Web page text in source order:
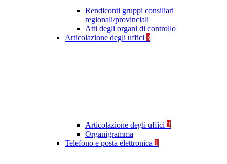
Rendiconti gruppi consiliari
regionali/provinciali
Atti degli organi di controllo
Articolazione degli uffici 3
Articolazione degli uffici 2
Organigramma
Telefono e posta elettronica 1